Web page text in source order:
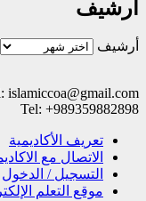
أرشيف
أرشيف
islamiccoa@gmail.com
Tel: +989359882898
تعریف الأکادیمیة
الاتصال مع
التسجیل / الدخول
موقع التعلم